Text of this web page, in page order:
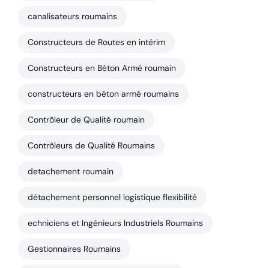
canalisateurs roumains
Constructeurs de Routes en intérim
Constructeurs en Béton Armé roumain
constructeurs en béton armé roumains
Contrôleur de Qualité roumain
Contrôleurs de Qualité Roumains
detachement roumain
détachement personnel logistique flexibilité
echniciens et Ingénieurs Industriels Roumains
Gestionnaires Roumains